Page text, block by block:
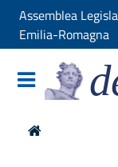
Assemblea
Emilia-Romagna